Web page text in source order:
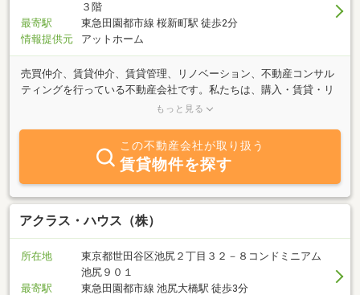
３階
最寄駅
東急田園都市線 桜新町駅 徒歩2分
情報提供元
アットホーム
売買仲介、賃貸仲介、賃貸管理、リノベーション、不動産コンサル
ティングを行っている不動産会社です。私たちは、購入・賃貸・リ
ノベーション・不動産投資・賃貸経営等々、不動産を通じて「豊か
「考え方の引き出し」や「道筋」を提供する、パートナーです。不
動産の「こんなはずじゃなかった」をなくし、不動産で、その人に
あった豊かな生活を実現するために、多角的な視点で不動産購入や
運用のコンサルティングを行っています。
もっと見る
この不動産会社が取り扱う
賃貸物件を探す
アクラス・ハウス（株）
所在地
東京都世田谷区池尻２丁目３２－８コンドミニアム
池尻９０１
最寄駅
東急田園都市線 池尻大橋駅 徒歩3分